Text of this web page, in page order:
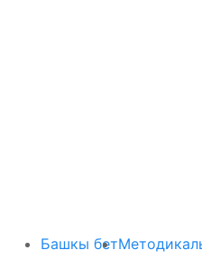
Башкы бет